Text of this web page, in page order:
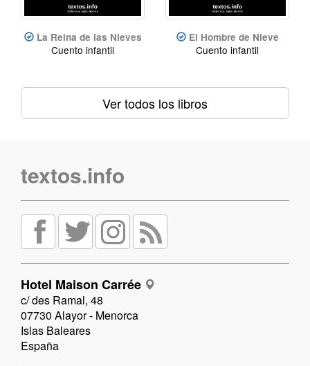
La Reina de las Nieves
Cuento infantil
El Hombre de Nieve
Cuento infantil
Ver todos los libros
textos.info
Hotel Maison Carrée
c/ des Ramal, 48
07730 Alayor - Menorca
Islas Baleares
España